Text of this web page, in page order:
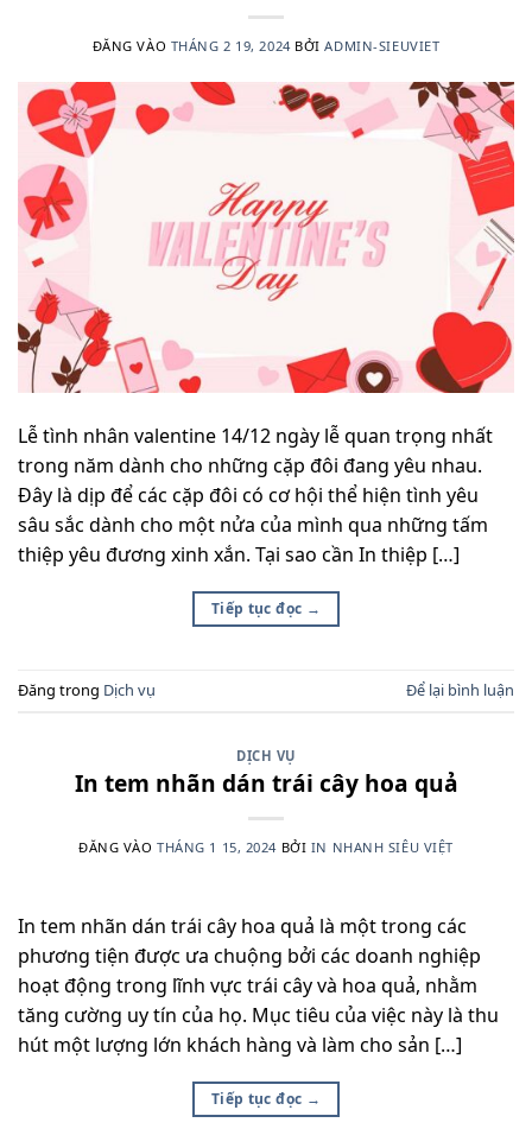
ĐĂNG VÀO THÁNG 2 19, 2024 BỞIADMIN-SIEUVIET
Lễ tình nhân valentine 14/12 ngày lễ quan trọng nhất
trong năm dành cho những cặp đôi đang yêu nhau.
Đây là dịp để các cặp đôi có cơ hội thể hiện tình yêu
sâu sắc dành cho một nửa của mình qua những tấm
thiệp yêu đương xinh xắn. Tại sao cần In thiệp […]
Tiếp tục đọc →
Đăng trong Dịch vụ Để lại bình luận
DỊCH VỤ
In tem nhãn dán trái cây hoa quả
ĐĂNG VÀOTHÁNG 1 15, 2024 BỞI IN NHANH SIÊU VIỆT
In tem nhãn dán trái cây hoa quả là một trong các
phương tiện được ưa chuộng bởi các doanh nghiệp
hoạt động trong lĩnh vực trái cây và hoa quả, nhằm
tăng cường uy tín của họ. Mục tiêu của việc này là thu
hút một lượng lớn khách hàng và làm cho sản […]
Tiếp tục đọc →